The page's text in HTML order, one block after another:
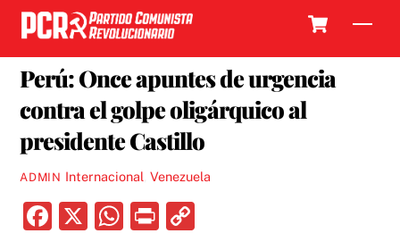
Skip
content
Perú: Once apuntes de urgencia
contra el golpe oligárquico al
presidente Castillo
ADMIN Internacional Venezuela
F
X
W P